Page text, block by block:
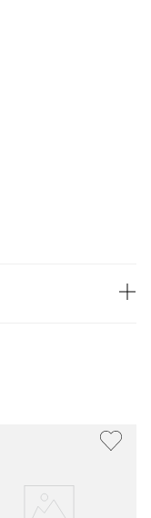
la recepción.
en ropa interior y